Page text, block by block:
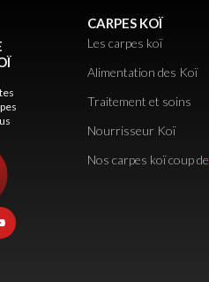
CARPES KOÏ
Les carpes koï
Alimentation des Koï
Traitement et soins
Nourrisseur Koï
Nos carpes koï coup de